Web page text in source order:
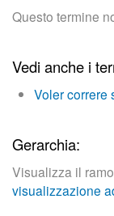
n
p
a
Questo termine
Vedi anche i
Voler correre
Gerarchia:
Visualizza il
visualizzazione